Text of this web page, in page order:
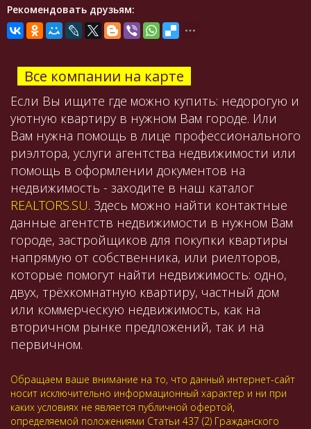
Рекомендовать друзьям:
Все компании на карте
Если Вы ищите где можно купить: недорогую и
уютную квартиру в нужном Вам городе. Или
Вам нужна помощь в лице профессионального
риэлтора, услуги агентства недвижимости или
помощь в оформлении документов на
недвижимость - заходите в наш каталог
REALTORS.SU. Здесь можно найти контактные
данные агентств недвижимости в нужном Вам
городе, застройщиков для покупки квартиры
напрямую от собственника, или риелторов,
которые помогут найти недвижимость: одно,
двух, трёхкомнатную квартиру, частный дом
или коммерческую недвижимость, как на
вторичном рынке предложений, так и на
первичном.
Обращаем ваше внимание на то, что данный интернет-сайт
носит исключительно информационный характер и ни при
каких условиях не является публичной офертой,
определяемой положениями Статьи 437 (2) Гражданского